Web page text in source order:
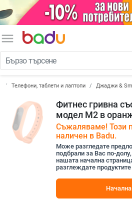
menu
Телефони, таблети и лаптопи Джаджи &
Фитнес гривна
модел M2 в
Съжаляваме! Този
наличен в Badu.
Може разгледате
подбрали за Вас по-
нашата начална
разглеждате продуктите